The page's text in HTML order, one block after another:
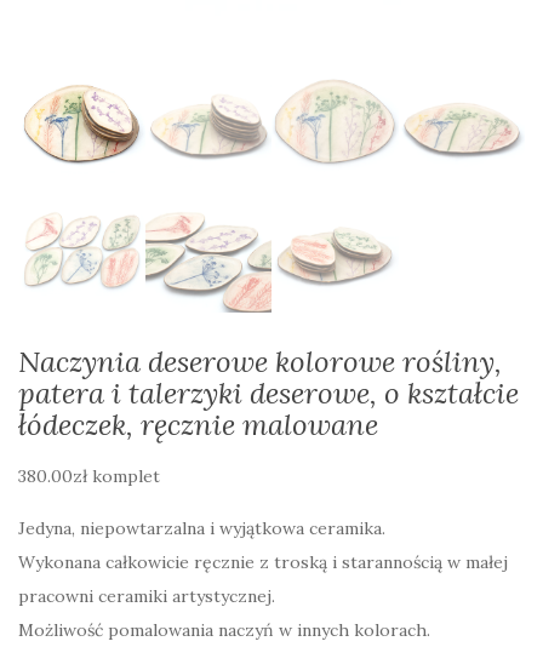
Naczynia deserowe kolorowe rośliny,
patera i talerzyki deserowe, o kształcie
łódeczek, ręcznie malowane
380.00zł komplet
Jedyna, niepowtarzalna i wyjątkowa ceramika.
Wykonana całkowicie ręcznie z troską i starannością w małej
pracowni ceramiki artystycznej.
Możliwość pomalowania naczyń w innych kolorach.